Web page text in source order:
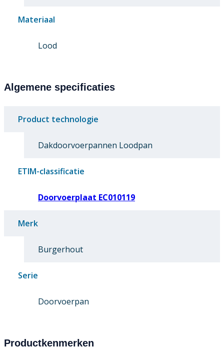
Materiaal
Lood
Algemene specificaties
Product technologie
Dakdoorvoerpannen Loodpan
ETIM-classificatie
Doorvoerplaat EC010119
Merk
Burgerhout
Serie
Doorvoerpan
Productkenmerken